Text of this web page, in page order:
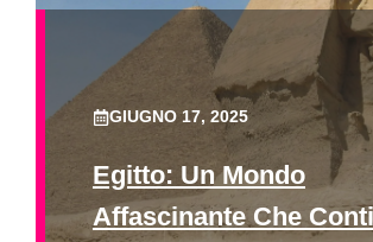
GIUGNO 17, 2025
Egitto: Un Mondo
Affascinante Che